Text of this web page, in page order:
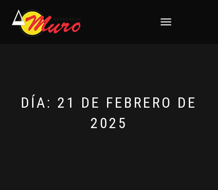
CAMBIAR
DÍA: 21 DE FEBRERO DE
2025